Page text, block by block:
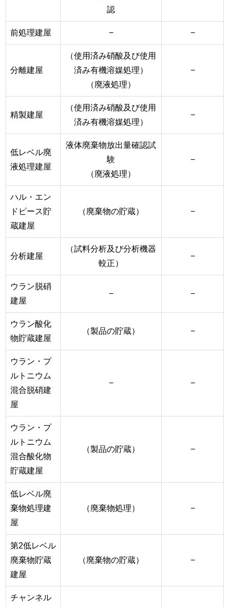
認
前処理建屋 − −
分離建屋
（使用済み硝酸及び使用
済み有機溶媒処理）
（廃液処理）
−
精製建屋
（使用済み硝酸及び使用
済み有機溶媒処理）
−
低レベル廃
液処理建屋
液体廃棄物放出量確認試
験
（廃液処理）
−
ハル・エン
ドピース貯
蔵建屋
（廃棄物の貯蔵） −
分析建屋
（試料分析及び分析機器
較正）
−
ウラン脱硝
建屋
− −
ウラン酸化
物貯蔵建屋
（製品の貯蔵） −
ウラン・プ
ルトニウム
混合脱硝建
屋
− −
ウラン・プ
ルトニウム
混合酸化物
貯蔵建屋
（製品の貯蔵） −
低レベル廃
棄物処理建
屋
（廃棄物処理） −
第2低レベル
廃棄物貯蔵
建屋
（廃棄物の貯蔵） −
チャンネル